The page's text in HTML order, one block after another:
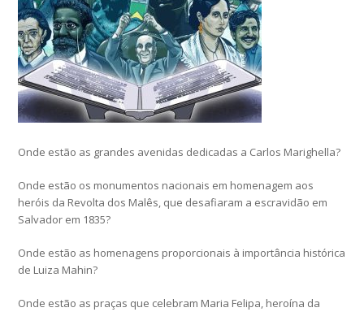
Onde estão as grandes avenidas dedicadas a Carlos Marighella?
Onde estão os monumentos nacionais em homenagem aos
heróis da Revolta dos Malês, que desafiaram a escravidão em
Salvador em 1835?
Onde estão as homenagens proporcionais à importância histórica
de Luiza Mahin?
Onde estão as praças que celebram Maria Felipa, heroína da